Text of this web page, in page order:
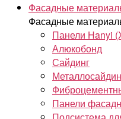
Фасадные
Фасадные
Панели Hanyi
Алюкобонд
Сайдинг
Панели